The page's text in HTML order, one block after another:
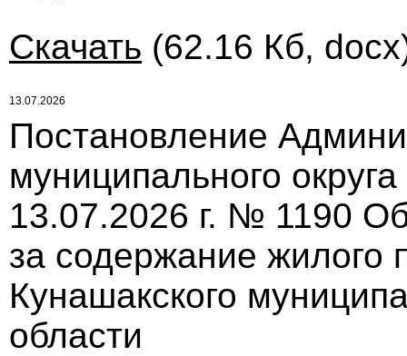
Скачать (62.16 Кб,
13.07.2026
Постановление
муниципального
13.07.2026 г. № 1190
за содержание жилого
Кунашакского
области